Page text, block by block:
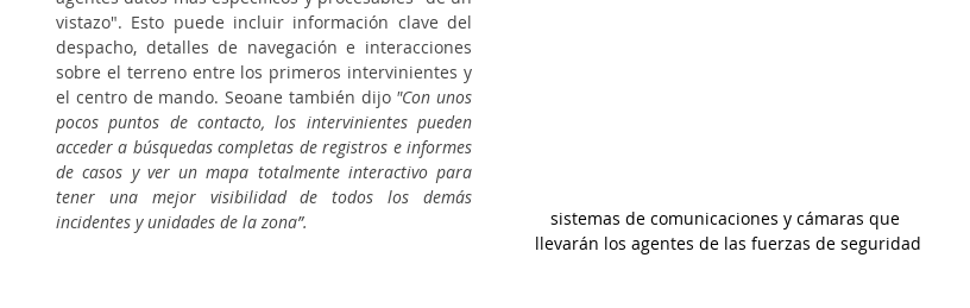
sistemas de comunicaciones y cámaras que
llevarán los agentes de las fuerzas de seguridad
vistazo". Esto puede incluir información clave del
despacho, detalles de navegación e interacciones
sobre el terreno entre los primeros intervinientes y
el centro de mando. Seoane también dijo "Con unos
pocos puntos de contacto, los intervinientes pueden
acceder a búsquedas completas de registros e informes
de casos y ver un mapa totalmente interactivo para
tener una mejor visibilidad de todos los demás
incidentes y unidades de la zona”.